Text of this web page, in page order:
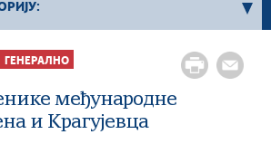
ГЕНЕРАЛНО
међународне
и Крагујевца